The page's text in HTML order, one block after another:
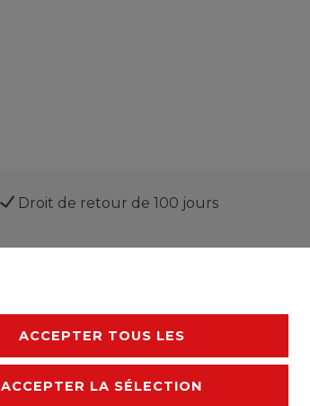
Droit de retour de 100 jours
ACCEPTER TOUS LES
ACCEPTER LA SÉLECTION